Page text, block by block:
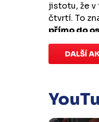
jistotu, že v
čtvrtí. To
přímo do
budou mít
prostředí.
odehraje v
17:00
.
duel by se
března od
DALŠÍ